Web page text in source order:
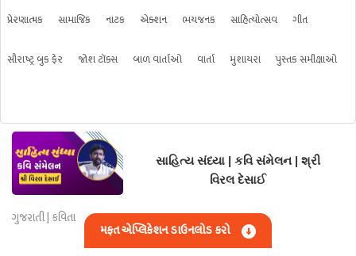
પ્રેરણાત્મક સામાજિક નાટક એક્શન ભયજનક સાહિત્યોત્સવ ગીત
સૌરાષ્ટ્ર બુક ફેર જોશ ટૉક્સ બાળ વાર્તાઓ વાર્તા મુશાયરા પુસ્તક સમીક્ષાઓ
સાહિત્ય સંધ્યા | કવિ સંમેલન | શ્રી
વિરલ દેસાઈ
ગુજરાતી | કવિતા
મફત એપ્લિકેશન ડાઉનલોડ કરો